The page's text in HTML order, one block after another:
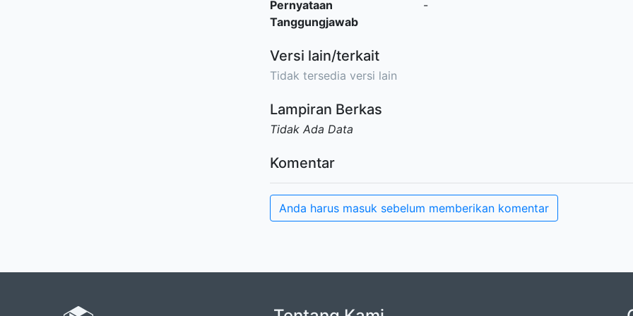
Pernyataan
Tanggungjawab
-
Versi lain/terkait
Tidak tersedia versi lain
Lampiran Berkas
Tidak Ada Data
Komentar
Anda harus masuk sebelum memberikan komentar